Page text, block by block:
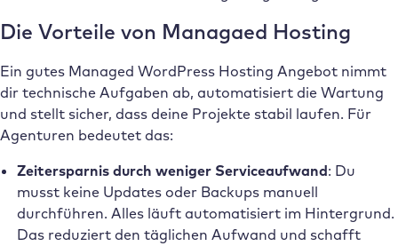
Die Vorteile von Managaed Hosting
Ein gutes Managed WordPress Hosting Angebot nimmt
dir technische Aufgaben ab, automatisiert die Wartung
und stellt sicher, dass deine Projekte stabil laufen. Für
Agenturen bedeutet das:
Zeitersparnis durch weniger Serviceaufwand: Du
musst keine Updates oder Backups manuell
durchführen. Alles läuft automatisiert im Hintergrund.
Das reduziert den täglichen Aufwand und schafft